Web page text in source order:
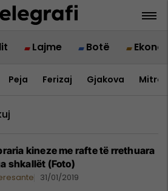
Lajme Botë
Peja Ferizaj Gjakova
kineze me rafte të rrethuara
shkallët (Foto)
31/01/2019